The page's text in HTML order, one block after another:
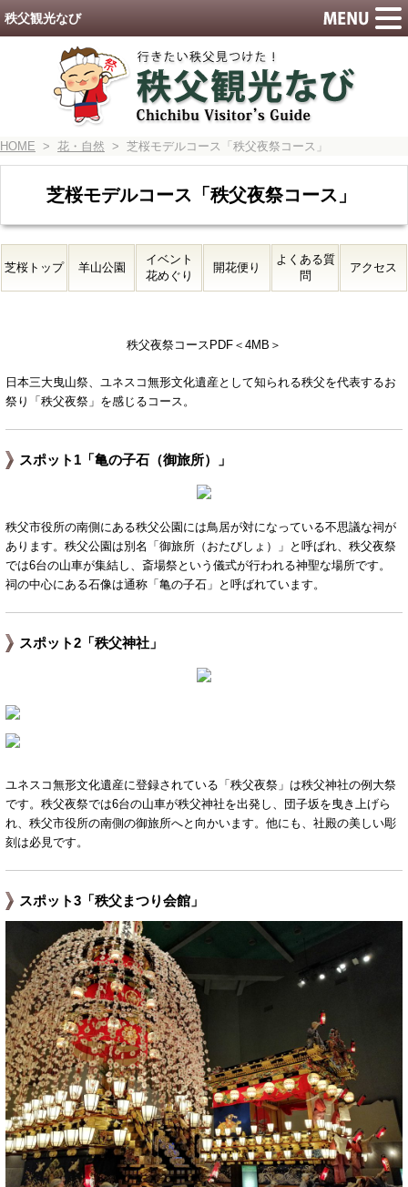
HOME > 花・自然 > 芝桜モデルコース「秩父夜祭コース」
芝桜モデルコース「秩父夜祭コース」
芝桜トップ 羊山公園
イベント
花めぐり
開花便り
よくある質
問
アクセス
秩父夜祭コースPDF＜4MB＞
日本三大曳山祭、ユネスコ無形文化遺産として知られる秩父を代表するお
祭り「秩父夜祭」を感じるコース。
スポット1「亀の子石（御旅所）」
秩父市役所の南側にある秩父公園には鳥居が対になっている不思議な祠が
あります。秩父公園は別名「御旅所（おたびしょ）」と呼ばれ、秩父夜祭
では6台の山車が集結し、斎場祭という儀式が行われる神聖な場所です。
祠の中心にある石像は通称「亀の子石」と呼ばれています。
スポット2「秩父神社」
ユネスコ無形文化遺産に登録されている「秩父夜祭」は秩父神社の例大祭
です。秩父夜祭では6台の山車が秩父神社を出発し、団子坂を曳き上げら
れ、秩父市役所の南側の御旅所へと向かいます。他にも、社殿の美しい彫
刻は必見です。
スポット3「秩父まつり会館」
秩父観光なび